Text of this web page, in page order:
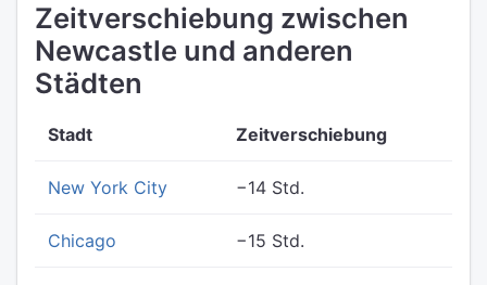
Zeitverschiebung zwischen
Newcastle und anderen
Städten
Stadt Zeitverschiebung
New York City −14 Std.
Chicago −15 Std.